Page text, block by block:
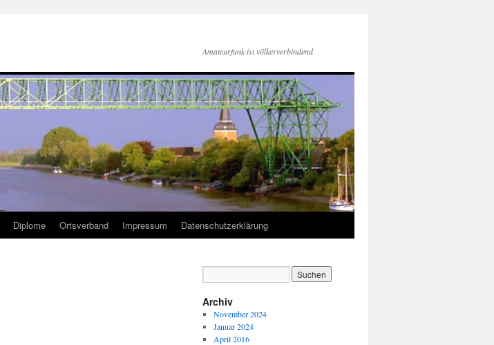
Amateurfunk ist völkerverbindend
Diplome Ortsverband Impressum Datenschutzerklärung
Archiv
November 2024
Januar 2024
April 2016